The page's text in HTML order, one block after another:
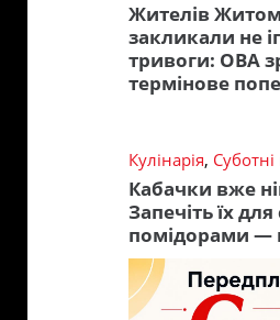
Жителів
закликали не
тривоги: ОВА
термінове
Кулінарія,
Кабачки вже
Запечіть їх для
помідорами —